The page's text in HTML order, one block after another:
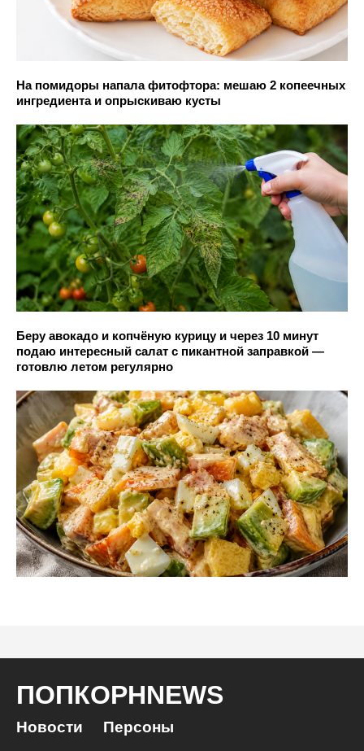
На помидоры напала фитофтора: мешаю 2 копеечных
ингредиента и опрыскиваю кусты
Беру авокадо и копчёную курицу и через 10 минут
подаю интересный салат с пикантной заправкой —
готовлю летом регулярно
ПОПКОРНNEWS
Новости Персоны